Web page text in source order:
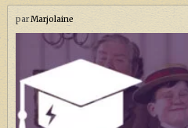
parMarjolaine